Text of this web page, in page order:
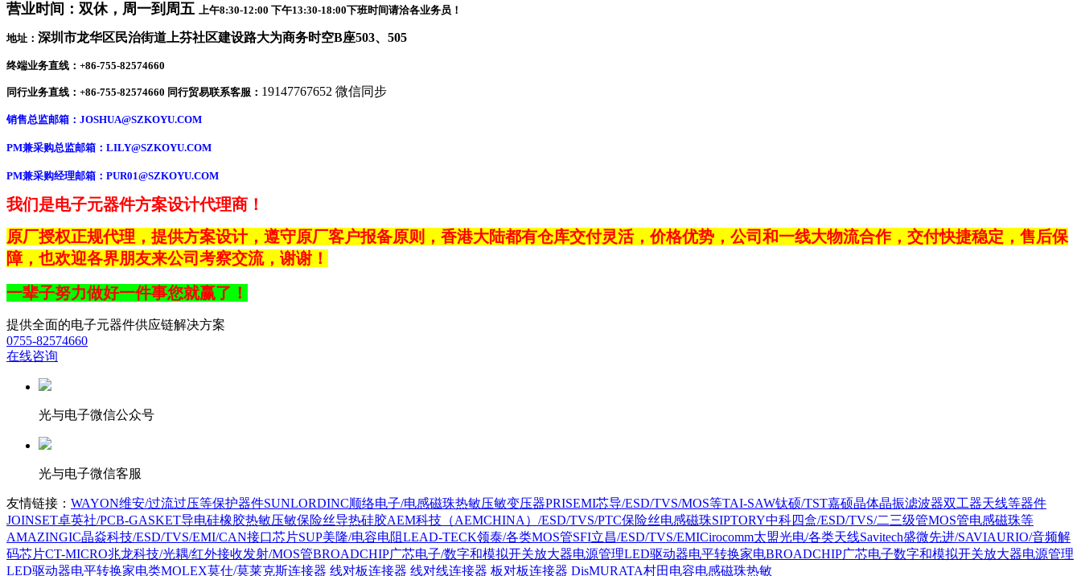
营业时间：双休，周一到周五 上午8:30-12:00 下午13:30-18:00下班时间请洽各业务员！
地址： 深圳市龙华区民治街道上芬社区建设路大为商务时空B座503、505
终端业务直线：+86-755-82574660
同行业务直线：+86-755-82574660 同行贸易联系客服： 19147767652 微信同步
销售总监邮箱： JOSHUA@SZKOYU.COM
PM兼采购总监邮箱：LILY@SZKOYU.COM
PM兼采购经理邮箱：PUR01@SZKOYU.COM
我们是电子元器件方案设计代理商！
原厂授权正规代理，提供方案设计，遵守原厂客户报备原则，香港大陆都有仓库交付灵活，价格优势，公司和一线大物流合作，交付快捷稳定，售后保
障，也欢迎各界朋友来公司考察交流，谢谢 ！
一辈子努力做好一件事您就赢了！
提供全面的电子元器件供应链解决方案
0755-82574660
在线咨询
光与电子微信公众号
光与电子微信客服
友情链接： WAYON维安/过流过压等保护器件SUNLORDINC顺络电子/电感磁珠热敏压敏变压器PRISEMI芯导/ESD/TVS/MOS等TAI-SAW钛硕/TST嘉硕晶体晶振滤波器双工器天线等器件
JOINSET卓英社/PCB-GASKET导电硅橡胶热敏压敏保险丝导热硅胶AEM科技（AEMCHINA）/ESD/TVS/PTC保险丝电感磁珠SIPTORY中科四盒/ESD/TVS/二三级管MOS管电感磁珠等
AMAZINGIC晶焱科技/ESD/TVS/EMI/CAN接口芯片SUP美隆/电容电阻LEAD-TECK领泰/各类MOS管SFI立昌/ESD/TVS/EMICirocomm太盟光电/各类天线Savitech盛微先进/SAVIAURIO/音频解
码芯片CT-MICRO兆龙科技/光耦/红外接收发射/MOS管BROADCHIP广芯电子/数字和模拟开关放大器电源管理LED驱动器电平转换家电BROADCHIP广芯电子数字和模拟开关放大器电源管理
LED驱动器电平转换家电类MOLEX莫仕/莫莱克斯连接器 线对板连接器 线对线连接器 板对板连接器 DisMURATA村田电容电感磁珠热敏